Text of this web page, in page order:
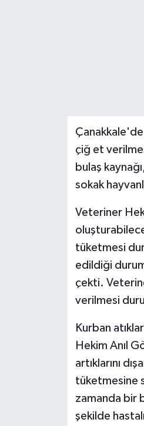
çiğ et
bulaş
sokak
Veteriner
tüketmesi
edildiği
çekti.
verilmesi
Kurban
Hekim Anıl
artıklarını
tüketmesine
zamanda bir
şekilde